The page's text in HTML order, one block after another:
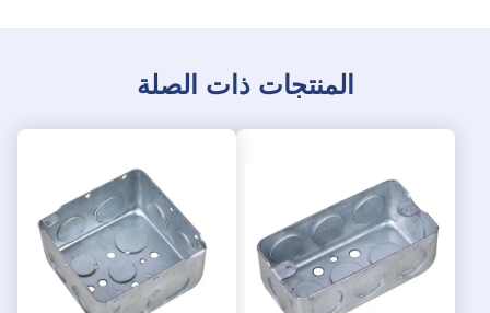
المنتجات ذات الصلة